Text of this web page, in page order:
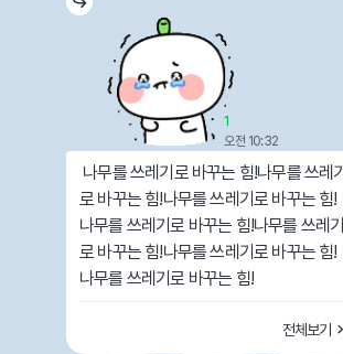
1
오전 10:32
로 바꾸는 힘!나무를 쓰레기로 바꾸는 힘!
나무를 쓰레기로 바꾸는 힘!나무를 쓰레기
로 바꾸는 힘!나무를 쓰레기로 바꾸는 힘!
나무를 쓰레기로 바꾸는 힘!
전체보기